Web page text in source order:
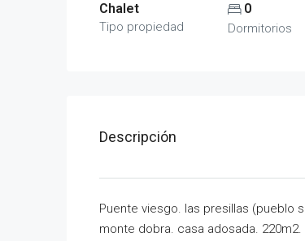
Chalet
Tipo propiedad
0
Dormitorios
Descripción
Puente viesgo. las presillas (pueblo
monte dobra. casa adosada.